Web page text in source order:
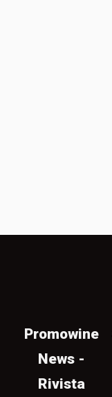
Promowine
News -
Rivista